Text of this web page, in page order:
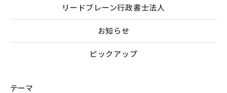
リードブレーン行政書士法人
お知らせ
ピックアップ
テーマ